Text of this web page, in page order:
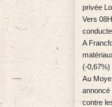
privée
Vers
A
(-
Au
annoncé
contre